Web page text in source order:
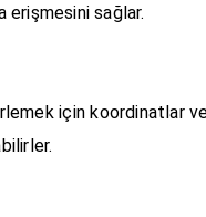
sağlar.
için